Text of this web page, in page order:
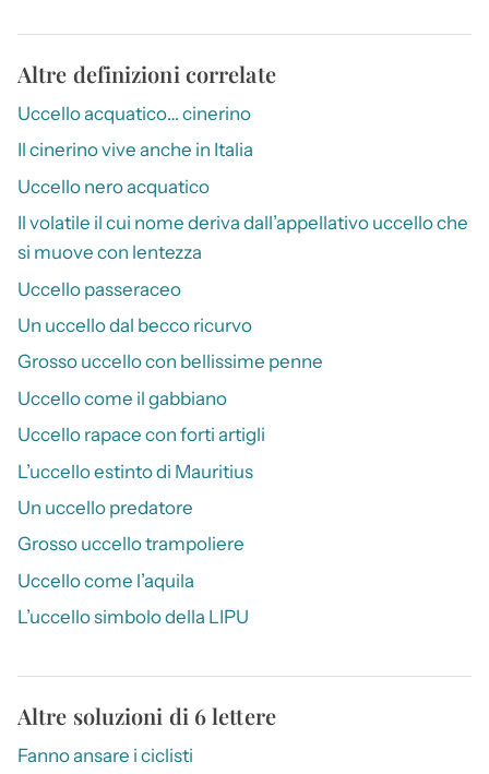
Altre definizioni correlate
Uccello acquatico… cinerino
Il cinerino vive anche in Italia
Uccello nero acquatico
Il volatile il cui nome deriva dall’appellativo uccello che
si muove con lentezza
Uccello passeraceo
Un uccello dal becco ricurvo
Grosso uccello con bellissime penne
Uccello come il gabbiano
Uccello rapace con forti artigli
L’uccello estinto di Mauritius
Un uccello predatore
Grosso uccello trampoliere
Uccello come l’aquila
L’uccello simbolo della LIPU
Altre soluzioni di 6 lettere
Fanno ansare i ciclisti